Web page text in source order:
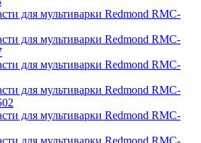
для мультиварки Redmond RMC-
для мультиварки Redmond RMC-
для мультиварки Redmond RMC-
для мультиварки Redmond RMC-
для мультиварки Redmond RMC-
для мультиварки Redmond RMC-